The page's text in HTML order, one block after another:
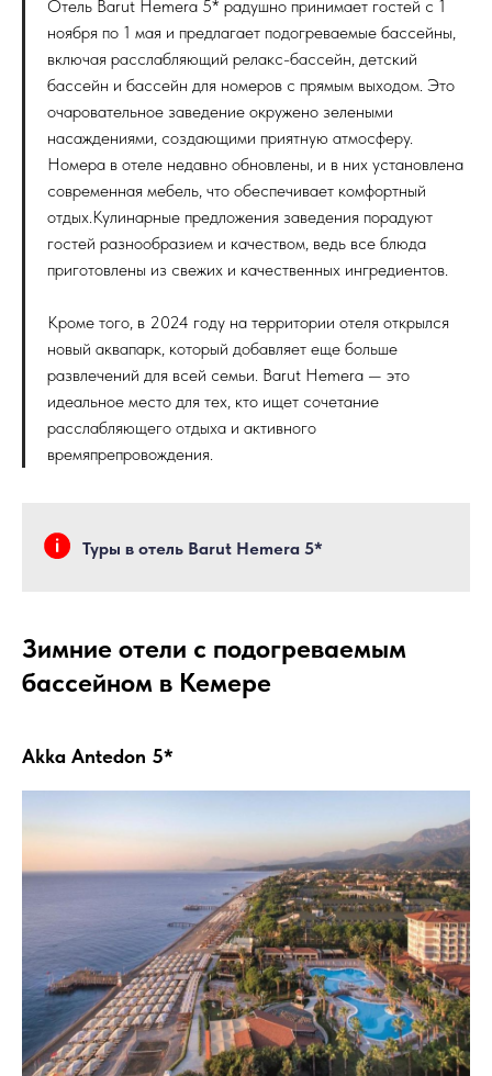
Отель Barut Hemera 5* радушно принимает гостей с 1
ноября по 1 мая и предлагает подогреваемые бассейны,
включая расслабляющий релакс-бассейн, детский
бассейн и бассейн для номеров с прямым выходом. Это
очаровательное заведение окружено зелеными
насаждениями, создающими приятную атмосферу.
Номера в отеле недавно обновлены, и в них установлена
современная мебель, что обеспечивает комфортный
отдых.Кулинарные предложения заведения порадуют
гостей разнообразием и качеством, ведь все блюда
приготовлены из свежих и качественных ингредиентов.
Кроме того, в 2024 году на территории отеля открылся
новый аквапарк, который добавляет еще больше
развлечений для всей семьи. Barut Hemera — это
идеальное место для тех, кто ищет сочетание
расслабляющего отдыха и активного
времяпрепровождения.
Туры в отель Barut Hemera 5*
Зимние отели с подогреваемым
бассейном в Кемере
Akka Antedon 5*